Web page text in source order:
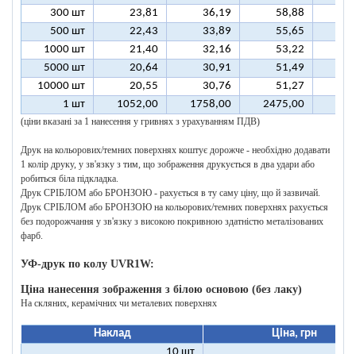
300 шт
23,81 36,19 58,88
500 шт
22,43 33,89 55,65
1000 шт
21,40 32,16 53,22
5000 шт
20,64 30,91 51,49
10000 шт
20,55 30,76 51,27
1 шт
1052,00 1758,00 2475,00
(ціни вказані за 1 нанесення у гривнях з урахуванням ПДВ)
Друк на кольорових/темних поверхнях коштує дорожче - необхідно додавати
1 колір друку, у зв'язку з тим, що зображення друкується в два удари або
робиться біла підкладка.
Друк СРІБЛОМ або БРОНЗОЮ - рахується в ту саму ціну, що й зазвичай.
Друк СРІБЛОМ або БРОНЗОЮ на кольорових/темних поверхнях рахується
без подорожчання у зв'язку з високою покривною здатністю металізованих
фарб.
УФ-друк по колу UVR1W:
Ціна нанесення зображення з білою основою (без лаку)
На скляних, керамічних чи металевих поверхнях
Наклад
Ціна, грн